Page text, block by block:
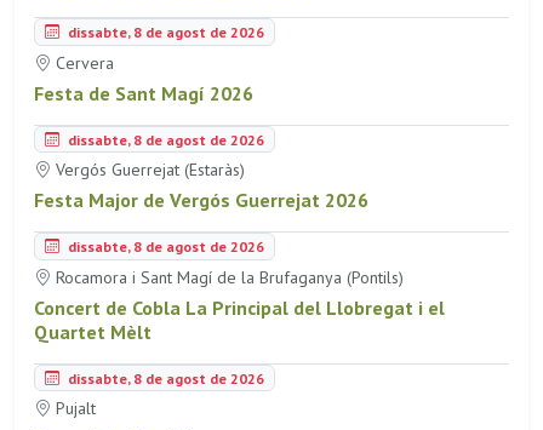
dissabte, 8 de agost de 2026
Cervera
Festa de Sant Magí 2026
dissabte, 8 de agost de 2026
Vergós Guerrejat (Estaràs)
Festa Major de Vergós Guerrejat 2026
dissabte, 8 de agost de 2026
Rocamora i Sant Magí de la Brufaganya (Pontils)
Concert de Cobla La Principal del Llobregat i el
Quartet Mèlt
dissabte, 8 de agost de 2026
Pujalt